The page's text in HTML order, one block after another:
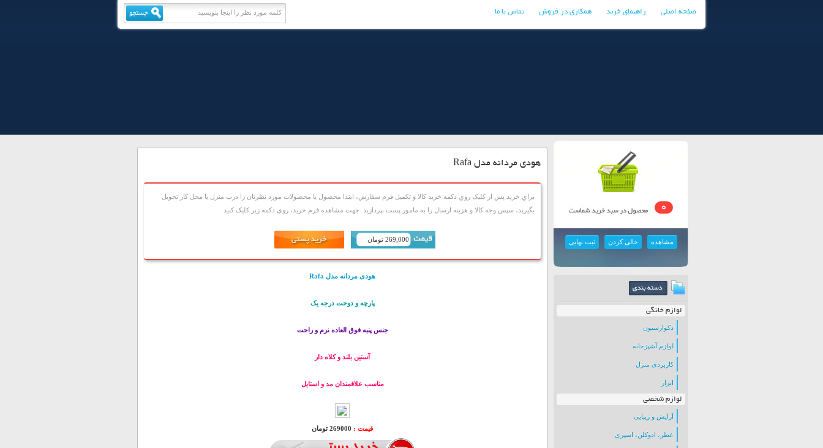
صفحه اصلی راهنمای خرید همکاری در فروش تماس با ما
0
مشاهده خالی کردن ثبت نهایی
لوازم خانگی
دکوارسیون
لوازم آشپزخانه
کاربردی منزل
ابزار
لوازم شخصی
آرایش و زیبایی
عطر، ادوکلن، اسپری
هودی مردانه مدل Rafa
براي خريد پس از کليک روي دکمه خريد کالا و تکميل فرم سفارش، ابتدا محصول يا محصولات مورد نظرتان را درب منزل يا محل کار تحويل
بگيريد، سپس وجه کالا و هزينه ارسال را به مامور پست بپردازيد. جهت مشاهده فرم خريد، روي دکمه زير کليک کنيد
269,000 تومان
هودی مردانه مدل Rafa
پارچه و دوخت درجه یک
جنس پنبه فوق العاده نرم و راحت
آستین بلند و کلاه دار
مناسب علاقمندان مد و استایل
قیمت : 269000 تومان